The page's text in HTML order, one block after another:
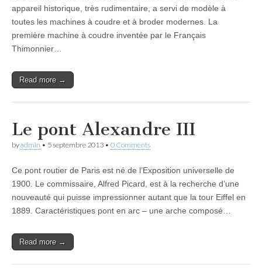
appareil historique, très rudimentaire, a servi de modèle à
toutes les machines à coudre et à broder modernes. La
première machine à coudre inventée par le Français
Thimonnier…
Read more →
Le pont Alexandre III
byadmin • 5 septembre 2013 • 0 Comments
Ce pont routier de Paris est né de l’Exposition universelle de
1900. Le commissaire, Alfred Picard, est à la recherche d’une
nouveauté qui puisse impressionner autant que la tour Eiffel en
1889. Caractéristiques pont en arc – une arche composé…
Read more →